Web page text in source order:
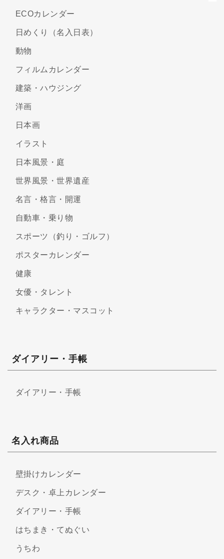
ECOカレンダー
日めくり（名入日表）
動物
フィルムカレンダー
建築・ハウジング
洋画
日本画
イラスト
日本風景・庭
世界風景・世界遺産
名言・格言・開運
自動車・乗り物
スポーツ（釣り・ゴルフ）
ポスターカレンダー
健康
女優・タレント
キャラクター・マスコット
ダイアリー・手帳
ダイアリー・手帳
名入れ商品
壁掛けカレンダー
デスク・卓上カレンダー
ダイアリー・手帳
はちまき・てぬぐい
うちわ